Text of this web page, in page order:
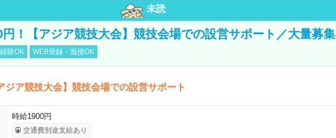
未読
円！【アジア競技大会】競技会場での設営サポート／大量募集
験OK WEB登録・面接OK
ジア競技大会】競技会場での設営サポート
時給1900円
交通費別途支給あり